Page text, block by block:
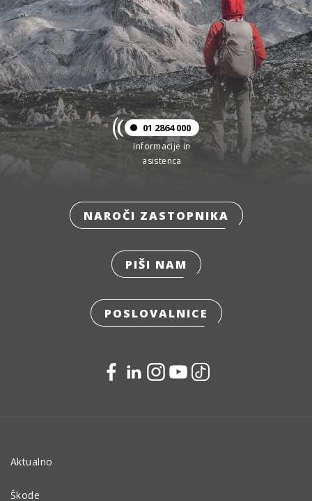
01 2864 000
Informacije in
asistenca
NAROČI ZASTOPNIKA
PIŠI NAM
POSLOVALNICE
Aktualno
Škode